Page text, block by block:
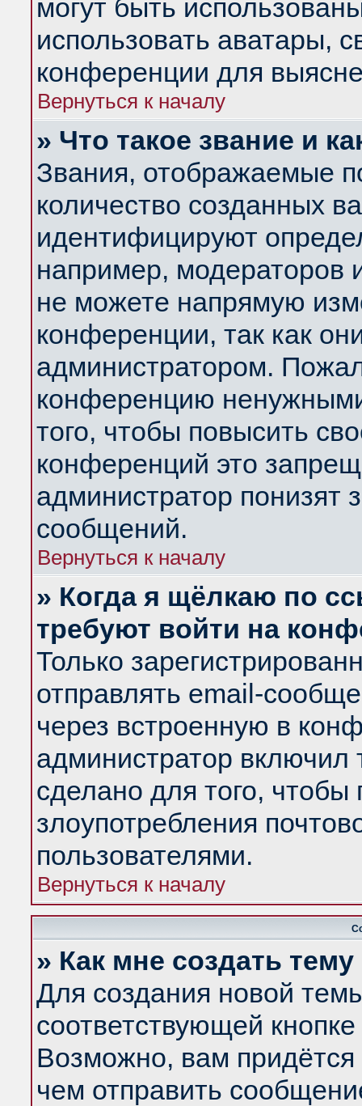
могут быть
использовать аватары,
конференции для
Вернуться к началу
» Что такое звание и
Звания, отображаемые
количество созданных
идентифицируют
например, модераторов
не можете напрямую
конференции, так как
администратором.
конференцию
того, чтобы повысить
конференций это
администратор понизят
сообщений.
Вернуться к началу
» Когда я щёлкаю по
требуют войти на
Только
отправлять email-
через встроенную в
администратор
сделано для того, чтобы
злоупотребления
пользователями.
Вернуться к началу
» Как мне создать
Для создания новой
соответствующей
Возможно, вам придётся
чем отправить